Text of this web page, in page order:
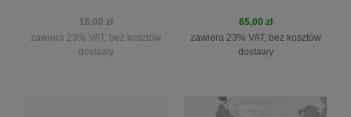
16,00 zł
zawiera 23% VAT, bez kosztów
dostawy
65,00 zł
zawiera 23% VAT, bez kosztów
dostawy